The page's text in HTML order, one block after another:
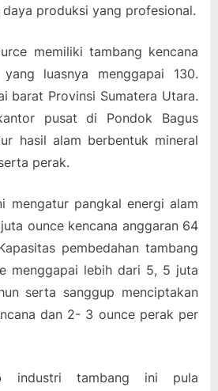
produksi yang profesional.
memiliki tambang kencana
luasnya menggapai 130.
barat Provinsi Sumatera Utara.
pusat di Pondok Bagus
hasil alam berbentuk mineral
perak.
mengatur pangkal energi alam
ounce kencana anggaran 64
pembedahan tambang
menggapai lebih dari 5, 5 juta
serta sanggup menciptakan
dan 2- 3 ounce perak per
industri tambang ini pula